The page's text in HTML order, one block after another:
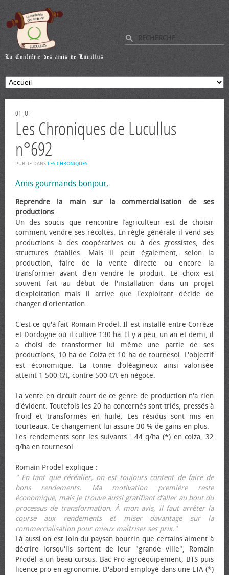
01 JUI
Les Chroniques de Lucullus
n°692
PUBLIÉ DANS LES CHRONIQUES.
Amis gourmands bonjour,
Reprendre la main sur la commercialisation de ses
productions
Un des soucis que rencontre l’agriculteur est de choisir
comment vendre ses récoltes. En règle générale il vend ses
productions à des coopératives ou à des grossistes, des
structures établies. Mais il peut également, selon la
production, faire de la vente directe ou encore la
transformer avant d'en vendre le produit. Le choix est
souvent fait au début de l'installation dans un projet
d'exploitation mais il arrive que l'exploitant décide de
changer d'orientation.
C'est ce qu'à fait Romain Prodel. Il est installé entre Corrèze
et Dordogne où il cultive 130 ha. Il y a peu, un an et demi, il
a choisi de transformer lui même une partie de ses
productions, 10 ha de Colza et 10 ha de tournesol. L'objectif
est économique. La tonne d’oléagineux ainsi valorisée
atteint 1 500 €/t, contre 500 €/t en négoce.
La vente en circuit court de ce genre de production n'a rien
d'évident. Toutefois les 20 ha concernés sont triés, pressés à
froid et transformés en huile. Les résidus sont mis en
tourteaux. Ce changement lui assure 30 % de gains en plus.
Les rendements sont les suivants : 44 q/ha (*) en colza, 32
q/ha en tournesol.
Romain Prodel explique :
" En tant que céréalier, on est toujours content de faire de
bons rendements. Ma motivation première reste
économique, mais je trouve aussi gratifiant d’aller au bout du
processus de transformation. À mon avis, il faut arrêter la
course aux rendements et miser davantage sur la
commercialisation pour mieux maîtriser ses prix."
Là aussi on est loin du paysan bourrin que certains aiment à
décrire lorsqu'ils sortent de leur "grande ville", Romain
Prodel a un beau cursus. Bac Pro agroéquipement, BTS puis
licence pro en agronomie. D'abord employé dans une ETA (*)